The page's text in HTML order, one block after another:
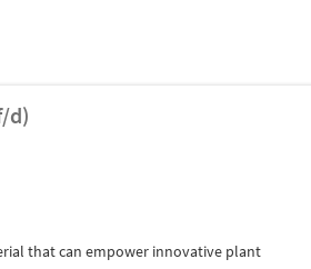
d)
that can empower innovative plant